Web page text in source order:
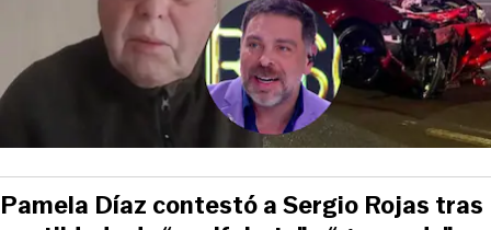
Pamela Díaz contestó a Sergio Rojas tras